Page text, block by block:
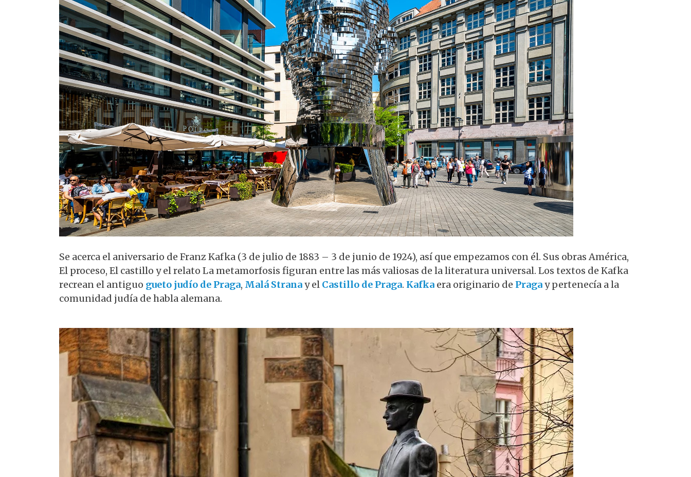
Se acerca el aniversario de Franz Kafka (3 de julio de 1883 – 3 de junio de 1924), así que empezamos con él. Sus obras América,
El proceso, El castillo y el relato La metamorfosis figuran entre las más valiosas de la literatura universal. Los textos de Kafka
recrean el antiguo gueto judío de Praga, Malá Stranay el Castillo de Praga. Kafka era originario de Pragay pertenecía a la
comunidad judía de habla alemana.